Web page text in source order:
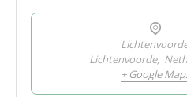
Lichtenvoorde,
+ Google